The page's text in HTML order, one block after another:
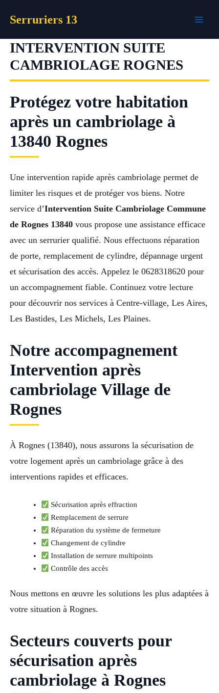
Serruriers 13
INTERVENTION SUITE
CAMBRIOLAGE ROGNES
Protégez votre habitation
après un cambriolage à
13840 Rognes
Une intervention rapide après cambriolage permet de
limiter les risques et de protéger vos biens. Notre
service d’Intervention Suite Cambriolage Commune
de Rognes 13840 vous propose une assistance efficace
avec un serrurier qualifié. Nous effectuons réparation
de porte, remplacement de cylindre, dépannage urgent
et sécurisation des accès. Appelez le 0628318620 pour
un accompagnement fiable. Continuez votre lecture
pour découvrir nos services à Centre-village, Les Aires,
Les Bastides, Les Michels, Les Plaines.
Notre accompagnement
Intervention après
cambriolage Village de
Rognes
À Rognes (13840), nous assurons la sécurisation de
votre logement après un cambriolage grâce à des
interventions rapides et efficaces.
Sécurisation après effraction
Remplacement de serrure
Réparation du système de fermeture
Changement de cylindre
Installation de serrure multipoints
Contrôle des accès
Nous mettons en œuvre les solutions les plus adaptées à
votre situation à Rognes.
Secteurs couverts pour
sécurisation après
cambriolage à Rognes